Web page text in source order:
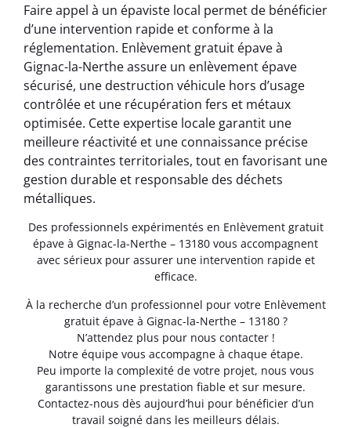
Faire appel à un épaviste local permet de bénéficier
d’une intervention rapide et conforme à la
réglementation. Enlèvement gratuit épave à
Gignac-la-Nerthe assure un enlèvement épave
sécurisé, une destruction véhicule hors d’usage
contrôlée et une récupération fers et métaux
optimisée. Cette expertise locale garantit une
meilleure réactivité et une connaissance précise
des contraintes territoriales, tout en favorisant une
gestion durable et responsable des déchets
métalliques.
Des professionnels expérimentés en Enlèvement gratuit
épave à Gignac-la-Nerthe – 13180 vous accompagnent
avec sérieux pour assurer une intervention rapide et
efficace.
À la recherche d’un professionnel pour votre Enlèvement
gratuit épave à Gignac-la-Nerthe – 13180 ?
N’attendez plus pour nous contacter !
Notre équipe vous accompagne à chaque étape.
Peu importe la complexité de votre projet, nous vous
garantissons une prestation fiable et sur mesure.
Contactez-nous dès aujourd’hui pour bénéficier d’un
travail soigné dans les meilleurs délais.